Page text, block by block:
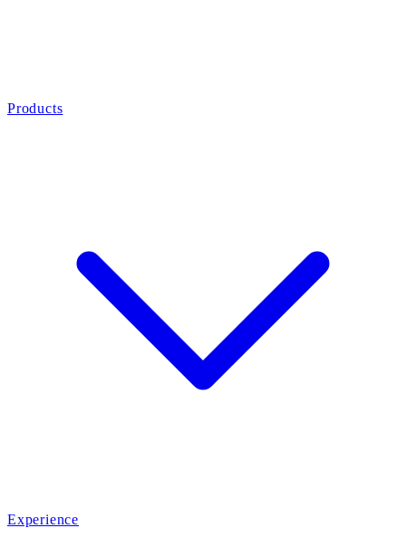
Products
Experience